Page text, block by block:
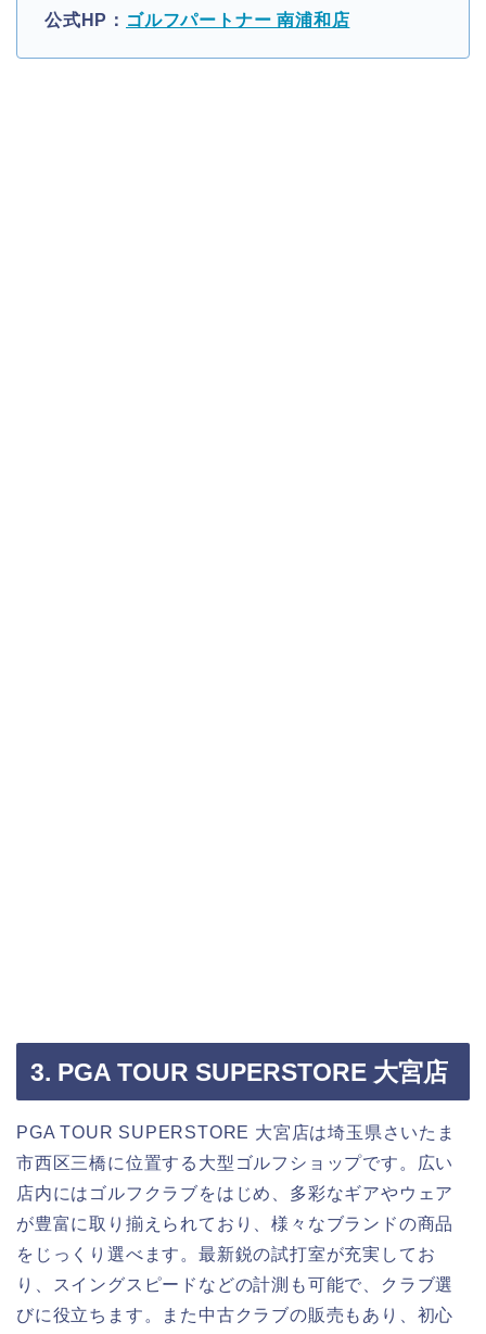
公式HP： ゴルフパートナー 南浦和店
3. PGA TOUR SUPERSTORE 大宮店
PGA TOUR SUPERSTORE 大宮店は埼玉県さいたま
市西区三橋に位置する大型ゴルフショップです。広い
店内にはゴルフクラブをはじめ、多彩なギアやウェア
が豊富に取り揃えられており、様々なブランドの商品
をじっくり選べます。最新鋭の試打室が充実してお
り、スイングスピードなどの計測も可能で、クラブ選
びに役立ちます。また中古クラブの販売もあり、初心